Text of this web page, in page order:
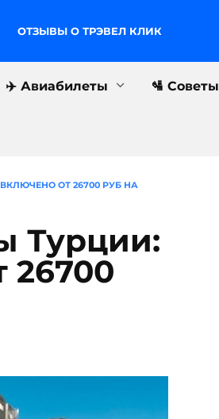
ОТЗЫВЫ О ТРЭВЕЛ КЛИК
✈️ Авиабилеты 🛂 Советы
ОТ 26700 РУБ НА
Турции:
26700